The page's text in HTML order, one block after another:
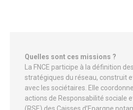
Quelles sont ces missions ?
La FNCE participe à la définition
stratégiques du réseau, construit
avec les sociétaires. Elle
actions de Responsabilité sociale